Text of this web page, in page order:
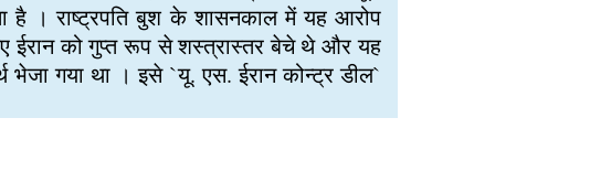
है । राष्ट्रपति बुश के शासनकाल में यह आरोप
ईरान को गुप्त रूप से शस्त्रास्तर बेचे थे और यह
भेजा गया था । इसे `यू. एस. ईरान कोन्ट्र डील`